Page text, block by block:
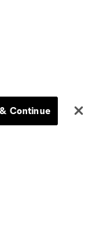
están
Continue